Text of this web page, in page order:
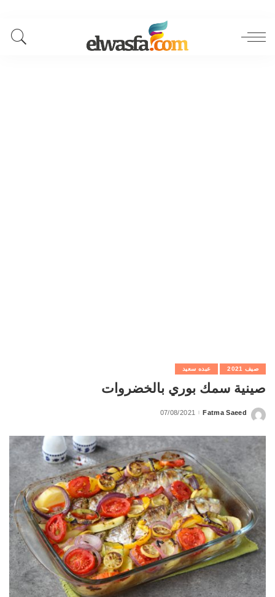
صيف 2021 عبده سعيد
صينية سمك بوري بالخضروات
Posted
Fatma Saeed
07/08/2021